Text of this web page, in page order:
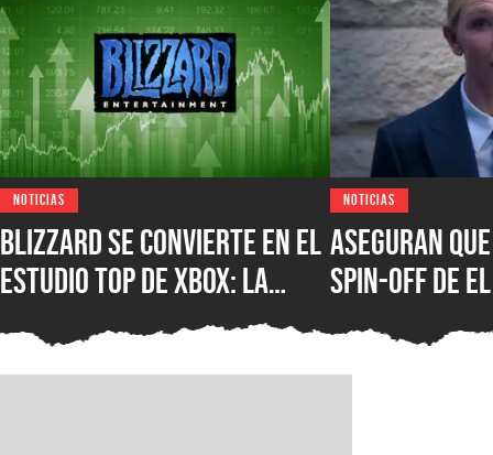
NOTICIAS
Blizzard se convierte en el
estudio top de XBOX: la
compañía de Overwatch,
Diablo y Warcraft es la de
NOTICIAS
Aseguran
spin-off de
calamar de
fue